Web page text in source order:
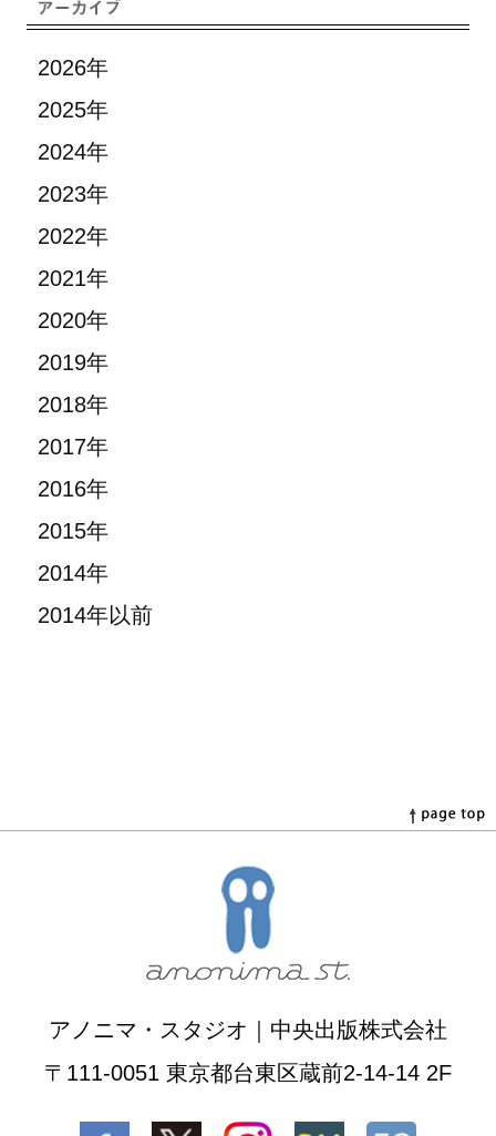
2026年
2025年
2024年
2023年
2022年
2021年
2020年
2019年
2018年
2017年
2016年
2015年
2014年
2014年以前
アノニマ・スタジオ｜中央出版株式会社
〒111-0051 東京都台東区蔵前2-14-14 2F